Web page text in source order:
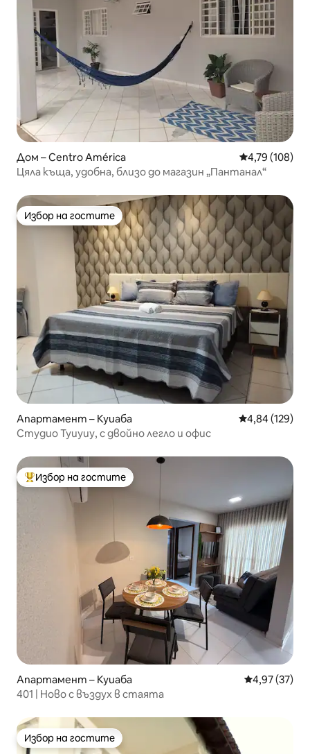
Дом – Centro América Средна
4,79 (108)
Цяла къща, удобна, близо до магазин „Пантанал“
Избор на гостите
Избор на гостите
Апартамент – Куиаба Средна
4,84 (129)
Студио Туиуиу, с двойно легло и офис
Най-популярен избор на гостите
Избор на гостите
Апартамент – Куиаба Средна
4,97 (37)
401 | Ново с въздух в стаята
Избор на гостите
Избор на гостите